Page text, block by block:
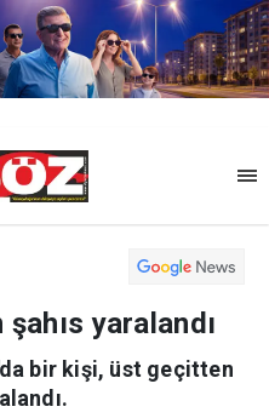
yaralandı
bir kişi, üst geçitten